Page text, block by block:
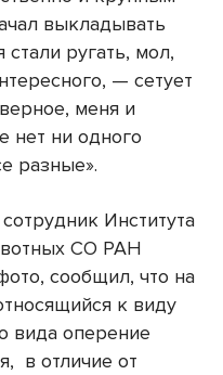
выкладывать
ругать, мол,
— сетует
меня и
нет ни одного
разные».
Института
СО РАН
сообщил, что на
к виду
вида оперение
в отличие от